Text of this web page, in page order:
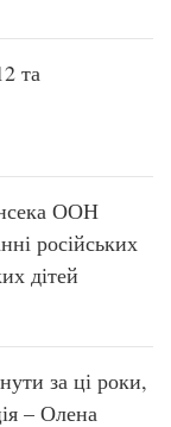
та
ООН
російських
дітей
за ці роки,
– Олена